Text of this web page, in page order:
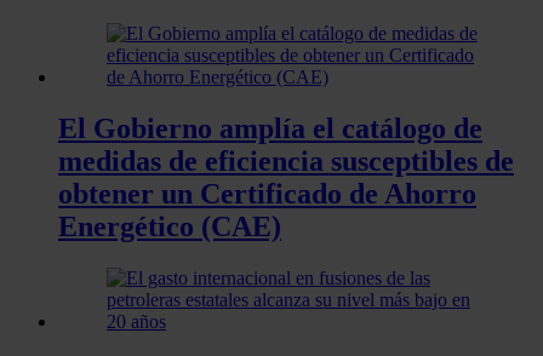
El Gobierno amplía el catálogo de
medidas de eficiencia susceptibles de
obtener un Certificado de Ahorro
Energético (CAE)